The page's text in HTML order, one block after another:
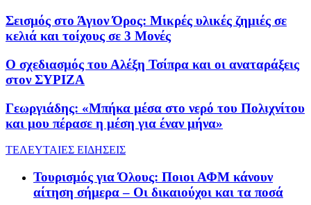
Σεισμός στο Άγιον Όρος: Μικρές υλικές ζημιές σε
κελιά και τοίχους σε 3 Μονές
Ο σχεδιασμός του Αλέξη Τσίπρα και οι αναταράξεις
στον ΣΥΡΙΖΑ
Γεωργιάδης: «Μπήκα μέσα στο νερό του Πολιχνίτου
και μου πέρασε η μέση για έναν μήνα»
ΤΕΛΕΥΤΑΙΕΣ ΕΙΔΗΣΕΙΣ
Τουρισμός για Όλους: Ποιοι ΑΦΜ κάνουν
αίτηση σήμερα – Οι δικαιούχοι και τα ποσά